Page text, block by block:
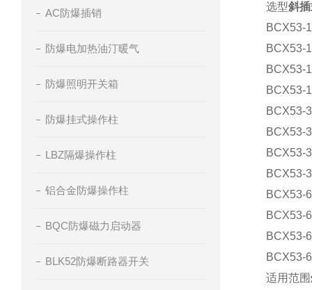
AC防爆插销
防爆电加热油汀暖气
防爆照明开关箱
防爆挂式操作柱
LBZ隔爆操作柱
铝合金防爆操作柱
BQC防爆磁力启动器
BLK52防爆断路器开关
选型斜
BCX53-
BCX53-
BCX53-
BCX53-
BCX53-
BCX53-
BCX53-
BCX53-
BCX53-
BCX53-
BCX53-
BCX53-
适用范围